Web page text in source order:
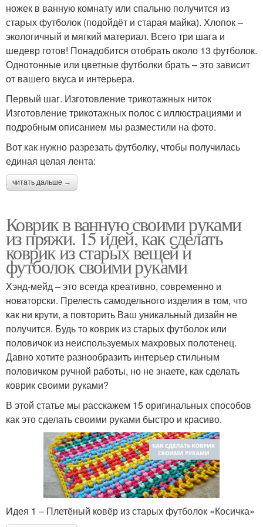
ножек в ванную комнату или спальню получится из
старых футболок (подойдёт и старая майка). Хлопок –
экологичный и мягкий материал. Всего три шага и
шедевр готов! Понадобится отобрать около 13 футболок.
Однотонные или цветные футболки брать – это зависит
от вашего вкуса и интерьера.
Первый шаг. Изготовление трикотажных ниток
Изготовление трикотажных полос с иллюстрациями и
подробным описанием мы разместили на фото.
Вот как нужно разрезать футболку, чтобы получилась
единая целая лента:
читать дальше →
Коврик в ванную своими руками
из пряжи. 15 идей, как сделать
коврик из старых вещей и
футболок своими руками
Хэнд-мейд – это всегда креативно, современно и
новаторски. Прелесть самодельного изделия в том, что
как ни крути, а повторить Ваш уникальный дизайн не
получится. Будь то коврик из старых футболок или
половичок из неиспользуемых махровых полотенец.
Давно хотите разнообразить интерьер стильным
половичком ручной работы, но не знаете, как сделать
коврик своими руками?
В этой статье мы расскажем 15 оригинальных способов
как это сделать своими руками быстро и красиво.
Идея 1 – Плетёный ковёр из старых футболок «Косичка»